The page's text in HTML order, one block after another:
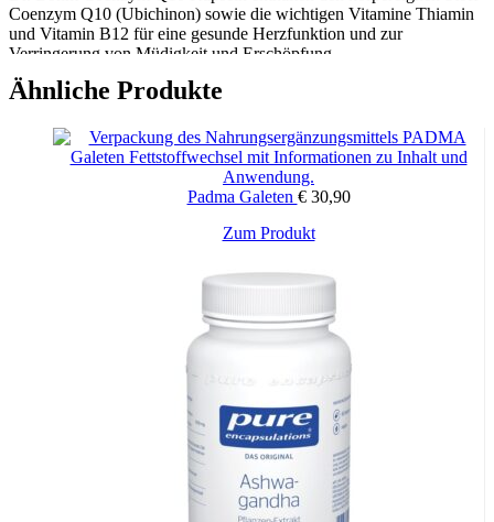
Coenzym Q10 (Ubichinon) sowie die wichtigen Vitamine Thiamin
und Vitamin B12 für eine gesunde Herzfunktion und zur
Verringerung von Müdigkeit und Erschöpfung.
Zur optimalen Aufnahme im Körper sind die Inhaltsstoffe in
hochwertigem, nativem Olivenöl gelöst.
Zusammensetzung pro: 1 Kapsel (NRV*) 2 Kapseln (NRV*)
100 mg
2,2 mg (200%) 4,4 mg
308 mg
1 Relative Fettsäurezusammensetzung: Ölsäure 70%
Täglich 1 Kapsel unzerkaut mit etwas Flüssigkeit am besten zu oder
nach einer Mahlzeit einnehmen. Bei einem erhöhten Bedarf kann
die Einnahme in den ersten 2 Wochen auf 2 Kapseln erhöht werden.
Frei von Lactose, Hefe und Gelatine. Glutenfrei. Vegan.
Qualität aus Österreich.
Ähnliche Produkte
Padma Galeten €30,90
Zum Produkt